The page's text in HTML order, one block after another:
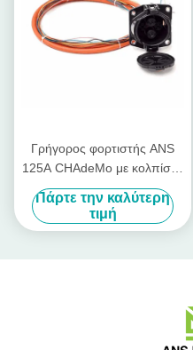
Γρήγορος φορτιστής ANS
125A CHAdeMo με κολπίσκο
ΣΥΝΕΧΏΝ το γρήγορο
φορτιστών
Πάρτε την καλύτερη
τιμή